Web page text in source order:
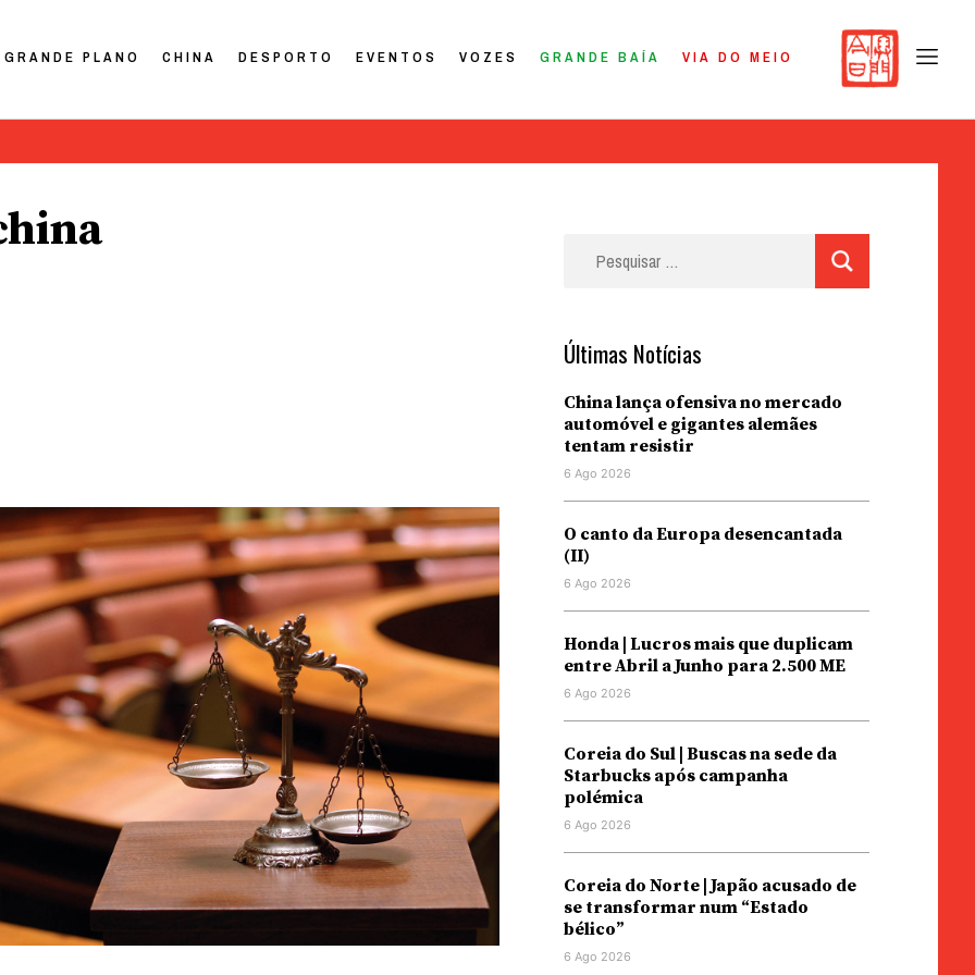
GRANDE PLANO CHINA DESPORTO EVENTOS VOZES GRANDE BAÍA VIA DO MEIO
China absolve ex-magnata
Últimas Notícias
China lança ofensiva no mercado
automóvel e gigantes alemães
tentam resistir
6 Ago 2026
O canto da Europa desencantada
(II)
6 Ago 2026
Honda | Lucros mais que duplicam
entre Abril a Junho para 2.500 ME
6 Ago 2026
Coreia do Sul | Buscas na sede da
Starbucks após campanha
polémica
6 Ago 2026
Coreia do Norte | Japão acusado de
se transformar num “Estado
bélico”
6 Ago 2026